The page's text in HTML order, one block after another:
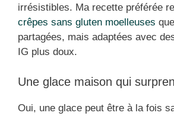
irrésistibles. Ma recette préférée
crêpes sans gluten moelleuses
partagées, mais adaptées avec
IG plus doux.
Une glace maison qui
Oui, une glace peut être à la fois